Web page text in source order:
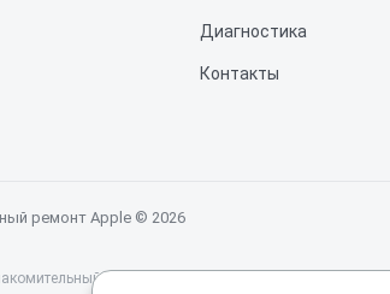
Диагностика
Контакты
ремонт Apple © 2026
характер и не является публичной